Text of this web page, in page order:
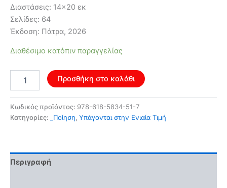
Διαστάσεις: 14×20 εκ
Σελίδες: 64
Έκδοση: Πάτρα, 2026
Διαθέσιμο κατόπιν παραγγελίας
battiti
mio
cuore
Προσθήκη στο καλάθι
Κωδικός προϊόντος: 978-618-5834-51-7
Κατηγορίες:
_Ποίηση, Υπάγονται στην Ενιαία Τιμή
Περιγραφή